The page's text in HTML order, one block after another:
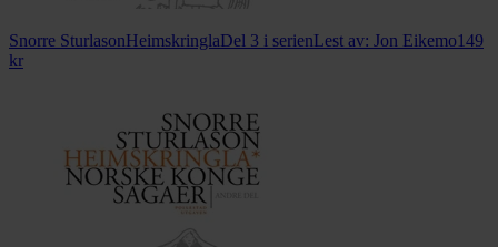
Snorre SturlasonHeimskringlaDel 3 i serienLest av: Jon Eikemo149
kr